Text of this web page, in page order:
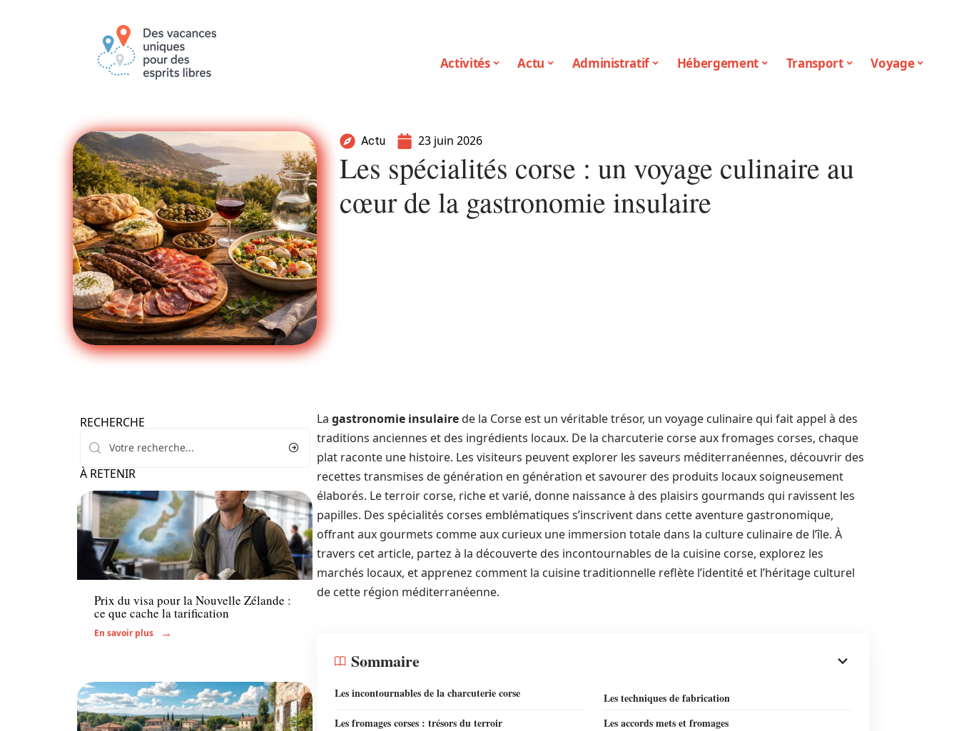
Activités Actu Administratif Hébergement Transport Voyage
Actu 23 juin 2026
Les spécialités corse : un voyage culinaire au
cœur de la gastronomie insulaire
RECHERCHE
À RETENIR
Administratif
Prix du visa pour la Nouvelle Zélande :
ce que cache la tarification
En savoir plus
La gastronomie insulairede la Corse est un véritable trésor, un voyage culinaire qui fait appel à des
traditions anciennes et des ingrédients locaux. De la charcuterie corse aux fromages corses, chaque
plat raconte une histoire. Les visiteurs peuvent explorer les saveurs méditerranéennes, découvrir des
recettes transmises de génération en génération et savourer des produits locaux soigneusement
élaborés. Le terroir corse, riche et varié, donne naissance à des plaisirs gourmands qui ravissent les
papilles. Des spécialités corses emblématiques s’inscrivent dans cette aventure gastronomique,
offrant aux gourmets comme aux curieux une immersion totale dans la culture culinaire de l’île. À
travers cet article, partez à la découverte des incontournables de la cuisine corse, explorez les
marchés locaux, et apprenez comment la cuisine traditionnelle reflète l’identité et l’héritage culturel
de cette région méditerranéenne.
Sommaire
Les incontournables de la charcuterie corse
Les techniques de fabrication
Les fromages corses : trésors du terroir
Les accords mets et fromages